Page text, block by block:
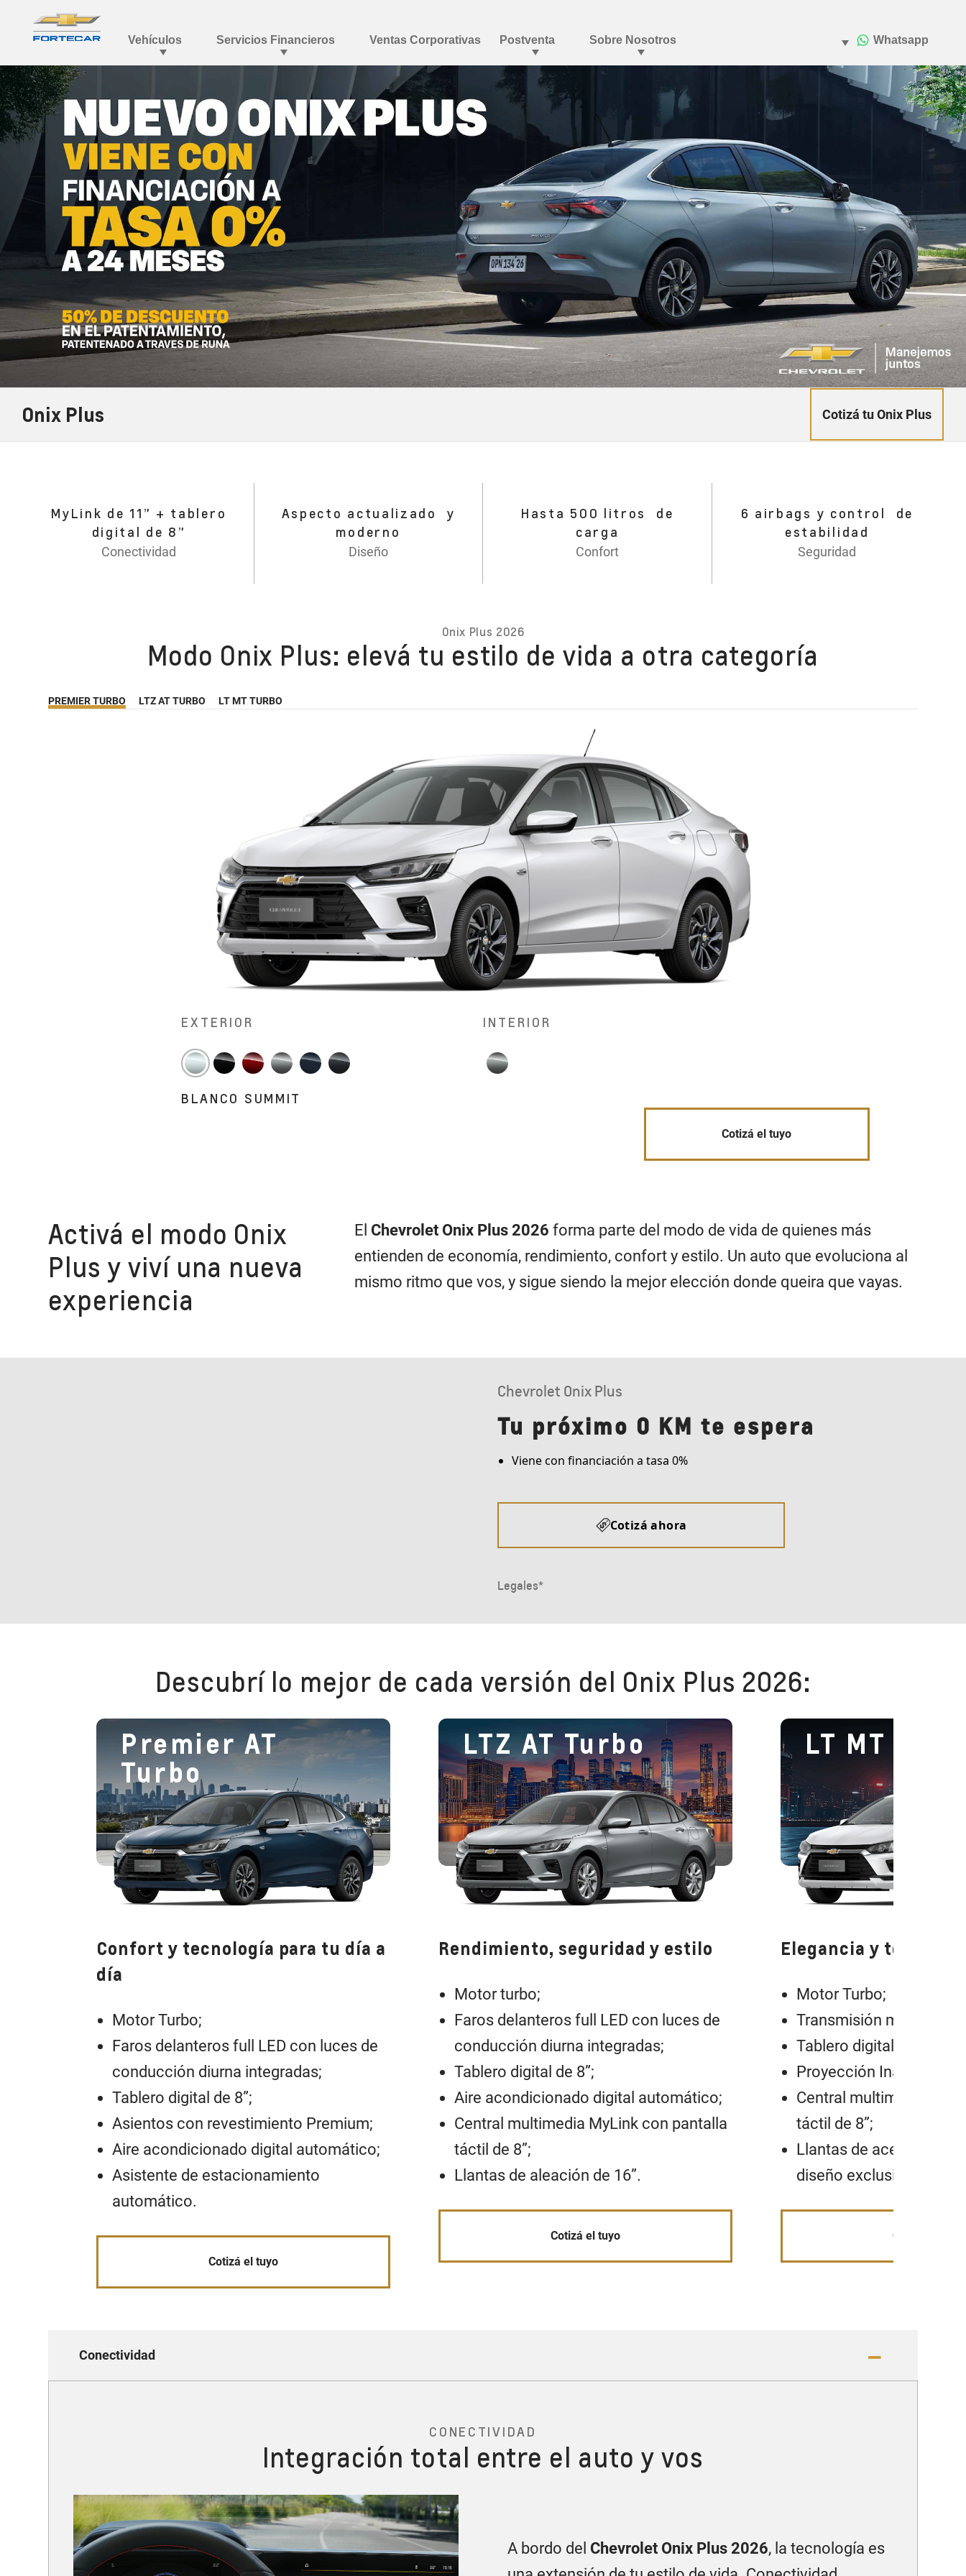
Onix Plus Cotizá tu Onix Plus
MyLink de 11” + tablero
digital de 8”
Conectividad
Aspecto actualizado y
moderno
Diseño
Hasta 500 litros de
carga
Confort
6 airbags y control de
estabilidad
Seguridad
Onix Plus 2026
Modo Onix Plus: elevá tu estilo de vida a otra categoría
PREMIER TURBO LTZ AT TURBO LT MT TURBO
EXTERIOR INTERIOR
BLANCO SUMMIT
Cotizá el tuyo
Activá el modo Onix
Plus y viví una nueva
experiencia
El Chevrolet Onix Plus 2026 forma parte del modo de vida de quienes más
entienden de economía, rendimiento, confort y estilo. Un auto que evoluciona al
mismo ritmo que vos, y sigue siendo la mejor elección donde queira que vayas.
Descubrí lo mejor de cada versión del Onix Plus 2026:
Premier AT
Turbo
Confort y tecnología para tu día a
día
Motor Turbo;
Faros delanteros full LED con luces de
conducción diurna integradas;
Tablero digital de 8”;
Asientos con revestimiento Premium;
Aire acondicionado digital automático;
Asistente de estacionamiento
automático.
Cotizá el tuyo
LTZ AT Turbo
Rendimiento, seguridad y estilo
Motor turbo;
Faros delanteros full LED con luces de
conducción diurna integradas;
Tablero digital de 8”;
Aire acondicionado digital automático;
Central multimedia MyLink con pantalla
táctil de 8”;
Llantas de aleación de 16”.
Cotizá el tuyo
LT MT
Elegancia y
Motor Turbo;
Transmisión manual de
Tablero digital de 3,5";
Proyección Inalámbrica;
Central multimedia
táctil de 8”;
Llantas de acero High
diseño exclusivo.
Cotizá el tuyo
Conectividad
CONECTIVIDAD
Integración total entre el auto y vos
A bordo del Chevrolet Onix Plus 2026, la tecnología es